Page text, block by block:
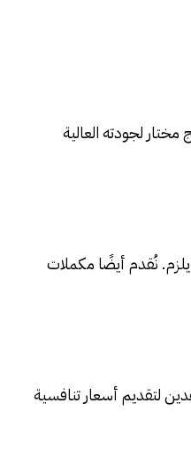
لجودته العالية
نُقدم أيضًا مكملات
لتقديم أسعار تنافسية